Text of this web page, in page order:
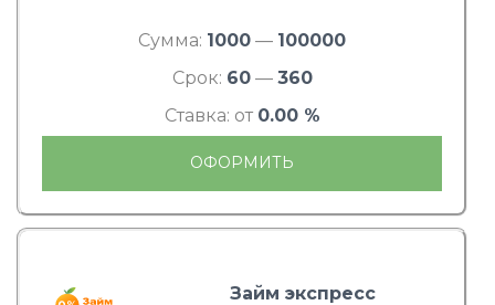
Сумма: 1000 — 100000
Срок: 60— 360
Ставка: от 0.00 %
ОФОРМИТЬ
Займ экспресс